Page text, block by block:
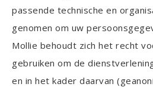
passende technische en
genomen om uw
Mollie behoudt zich het recht
gebruiken om de
en in het kader daarvan